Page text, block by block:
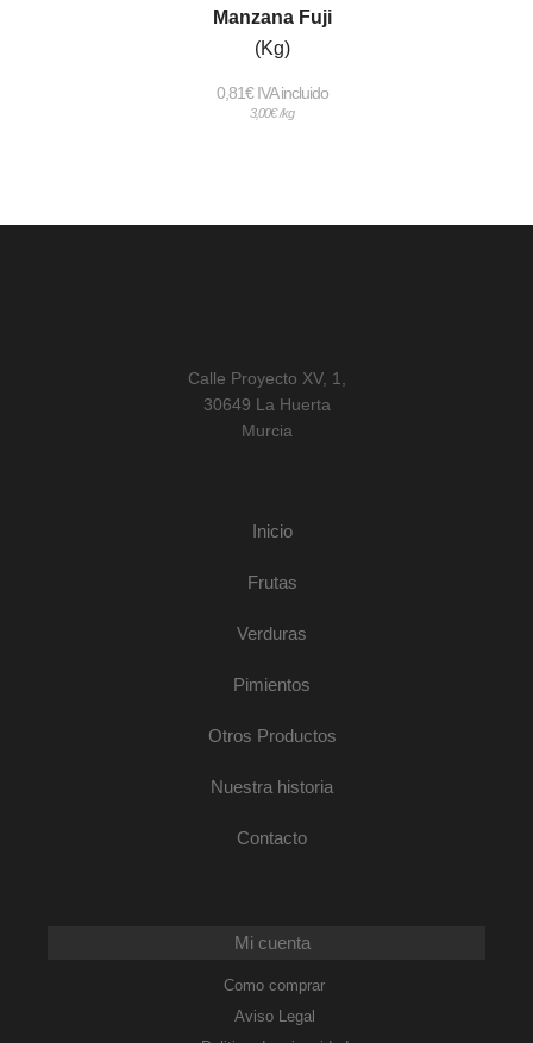
Manzana Fuji
(Kg)
0,81€ IVA incluido
3,00€ /kg
Calle Proyecto XV, 1,
30649 La Huerta
Murcia
Inicio
Frutas
Verduras
Pimientos
Otros Productos
Nuestra historia
Contacto
Mi cuenta
Como comprar
Aviso Legal